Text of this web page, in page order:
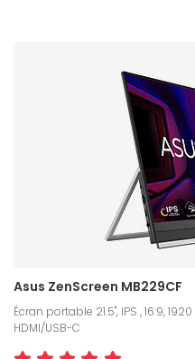
Asus ZenScreen MB229CF
Écran portable 21.5", IPS , 16:9,
HDMI/USB-C